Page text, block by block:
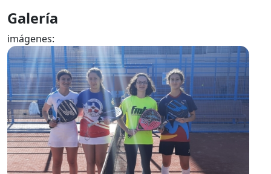
Galería
imágenes: